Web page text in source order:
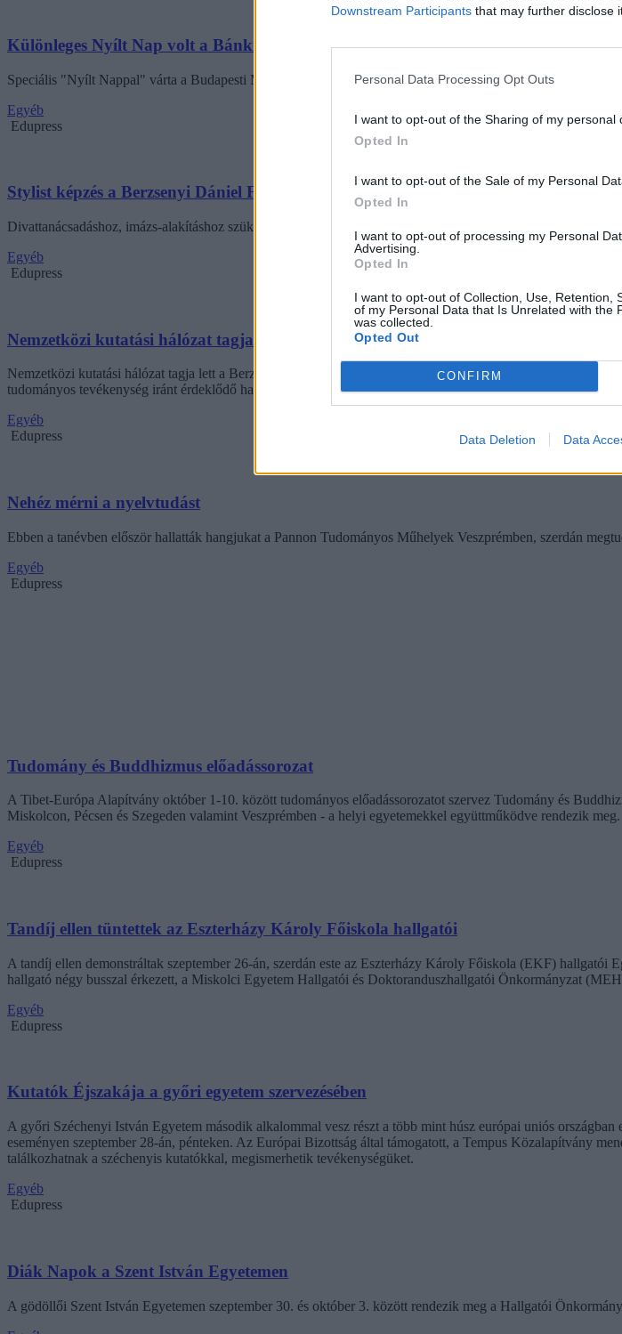
Downstream Participants that may further disclose
Personal Data Processing Opt Outs
I want to opt-out of the Sharing of my personal
Opted In
I want to opt-out of the Sale of my Personal
Opted In
I want to opt-out of processing my Personal
Advertising.
Opted In
I want to opt-out of Collection, Use, Retention,
of my Personal Data that Is Unrelated with the
was collected.
Opted Out
CONFIRM
Data Deletion Data
Különleges Nyílt Nap volt a Bánki karon
Speciális "Nyílt Nappal" várta a Budapesti Műszaki Főiskola Bánki Donát Gépész és Biztonságtechnikai
Egyéb
Edupress
Stylist képzés a Berzsenyi Dániel Főiskolán
Divattanácsadáshoz, imázs-alakításhoz szükséges alapismereteket ad a Berzsenyi Dániel Főiskola
Egyéb
Edupress
Nemzetközi kutatási hálózat tagja lett az Állattani Tanszék
Nemzetközi kutatási hálózat tagja lett a Berzsenyi Dániel Főiskola Állattani Tanszéke. A hálózat, melynek
tudományos tevékenység iránt érdeklődő hallgatók számára is.
Egyéb
Edupress
Nehéz mérni a nyelvtudást
Ebben a tanévben először hallatták hangjukat a Pannon Tudományos Műhelyek Veszprémben, szerdán
Egyéb
Edupress
Tudomány és Buddhizmus előadássorozat
A Tibet-Európa Alapítvány október 1-10. között tudományos előadássorozatot szervez Tudomány és
Miskolcon, Pécsen és Szegeden valamint Veszprémben - a helyi egyetemekkel együttműködve rendezik meg.
Egyéb
Edupress
Tandíj ellen tüntettek az Eszterházy Károly Főiskola hallgatói
A tandíj ellen demonstráltak szeptember 26-án, szerdán este az Eszterházy Károly Főiskola (EKF)
hallgató négy busszal érkezett, a Miskolci Egyetem Hallgatói és Doktoranduszhallgatói Önkormányzat
Egyéb
Edupress
Kutatók Éjszakája a győri egyetem szervezésében
A győri Széchenyi István Egyetem második alkalommal vesz részt a több mint húsz európai uniós
eseményen szeptember 28-án, pénteken. Az Európai Bizottság által támogatott, a Tempus Közalapítvány
találkozhatnak a széchenyis kutatókkal, megismerhetik tevékenységüket.
Egyéb
Edupress
Diák Napok a Szent István Egyetemen
A gödöllői Szent István Egyetemen szeptember 30. és október 3. között rendezik meg a Hallgatói